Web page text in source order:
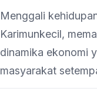
Menggali
Karimunkecil,
dinamika ekonomi
masyarakat